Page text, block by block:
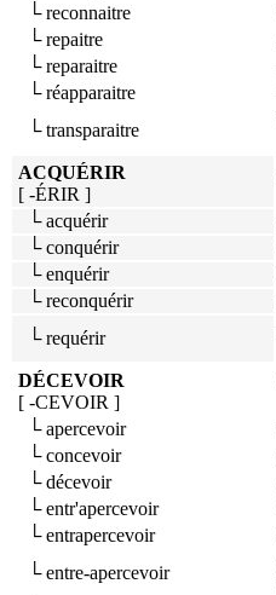
└ reconnaitre
└ repaitre
└ reparaitre
└ réapparaitre
└ transparaitre
ACQUÉRIR
[ -ÉRIR ]
└ acquérir
└ conquérir
└ enquérir
└ reconquérir
└ requérir
DÉCEVOIR
[ -CEVOIR ]
└ apercevoir
└ concevoir
└ décevoir
└ entr'apercevoir
└ entrapercevoir
└ entre-apercevoir